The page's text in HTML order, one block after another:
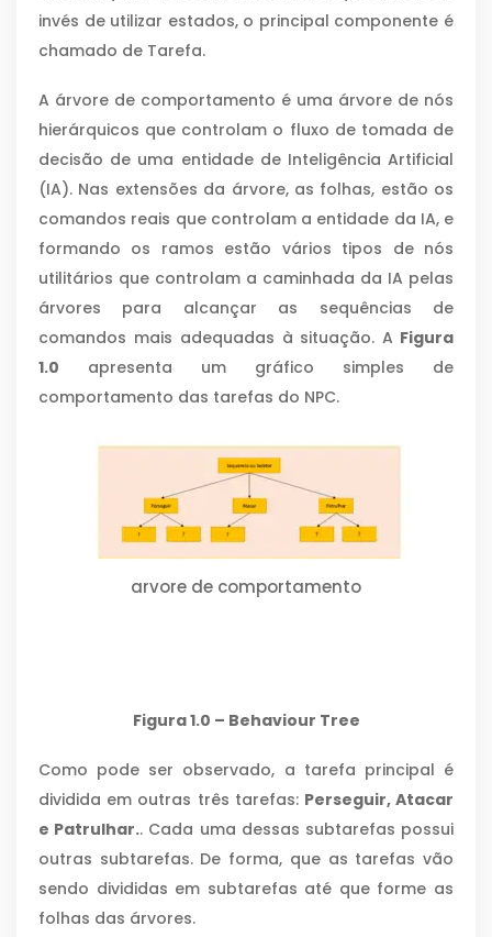
invés de utilizar estados, o principal componente é
chamado de Tarefa.
A árvore de comportamento é uma árvore de nós
hierárquicos que controlam o fluxo de tomada de
decisão de uma entidade de Inteligência Artificial
(IA). Nas extensões da árvore, as folhas, estão os
comandos reais que controlam a entidade da IA, e
formando os ramos estão vários tipos de nós
utilitários que controlam a caminhada da IA pelas
árvores para alcançar as sequências de
comandos mais adequadas à situação. A Figura
1.0 apresenta um gráfico simples de
comportamento das tarefas do NPC.
arvore de comportamento
Figura 1.0 – Behaviour Tree
Como pode ser observado, a tarefa principal é
dividida em outras três tarefas: Perseguir, Atacar
e Patrulhar.. Cada uma dessas subtarefas possui
outras subtarefas. De forma, que as tarefas vão
sendo divididas em subtarefas até que forme as
folhas das árvores.